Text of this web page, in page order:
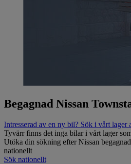
Begagnad Nissan
Intresserad av en ny bil? Sök i vårt
Tyvärr finns det inga bilar i vårt lager
Utöka din sökning efter Nissan
nationellt
Sök nationellt